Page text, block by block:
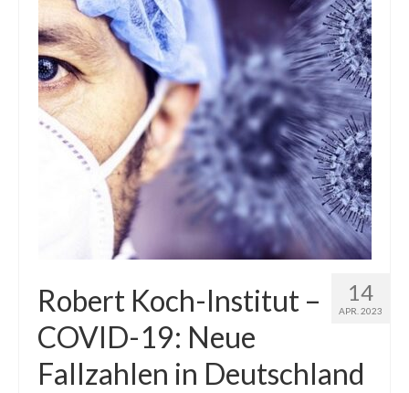
14
APR. 2023
Robert Koch-Institut –
COVID-19: Neue
Fallzahlen in Deutschland